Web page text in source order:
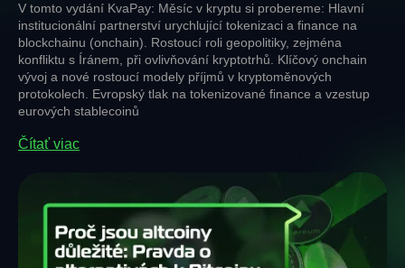
V tomto vydání KvaPay: Měsíc v kryptu si probereme: Hlavní
institucionální partnerství urychlující tokenizaci a finance na
blockchainu (onchain). Rostoucí roli geopolitiky, zejména
konfliktu s Íránem, při ovlivňování kryptotrhů. Klíčový onchain
vývoj a nové rostoucí modely příjmů v kryptoměnových
protokolech. Evropský tlak na tokenizované finance a vzestup
eurových stablecoinů
Čítať viac